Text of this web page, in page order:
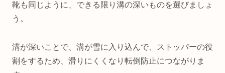
靴も同じように、できる限り溝の深いものを選びましょ
う。
溝が深いことで、溝が雪に入り込んで、ストッパーの役
割をするため、滑りにくくなり転倒防止につながりま